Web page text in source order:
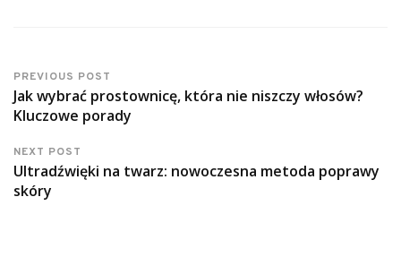
PREVIOUS POST
Jak wybrać prostownicę, która nie niszczy włosów?
Kluczowe porady
NEXT POST
Ultradźwięki na twarz: nowoczesna metoda poprawy
skóry